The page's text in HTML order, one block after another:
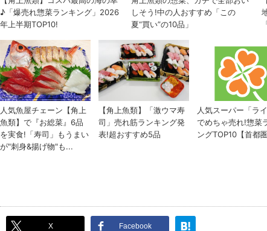
X Facebook